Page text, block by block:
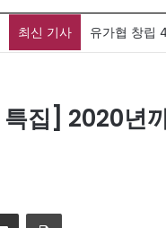
최신 기사 유가협 창립
집] 2020년
이메일